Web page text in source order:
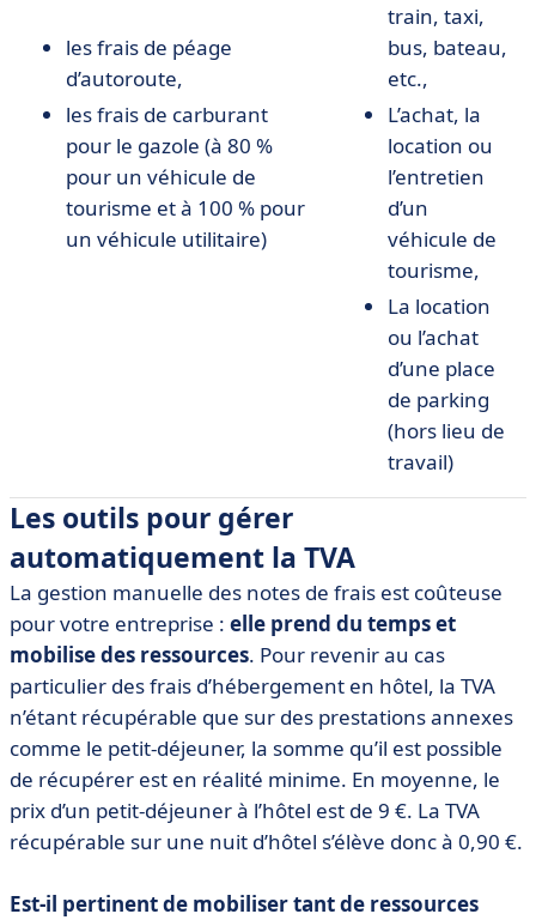
les frais de péage
d’autoroute,
les frais de carburant
pour le gazole (à 80 %
pour un véhicule de
tourisme et à 100 % pour
un véhicule utilitaire)
train, taxi,
bus, bateau,
etc.,
L’achat, la
location ou
l’entretien
d’un
véhicule de
tourisme,
La location
ou l’achat
d’une place
de parking
(hors lieu de
travail)
Les outils pour gérer
automatiquement la TVA
La gestion manuelle des notes de frais est coûteuse
pour votre entreprise : elle prend du temps et
mobilise des ressources. Pour revenir au cas
particulier des frais d’hébergement en hôtel, la TVA
n’étant récupérable que sur des prestations annexes
comme le petit-déjeuner, la somme qu’il est possible
de récupérer est en réalité minime. En moyenne, le
prix d’un petit-déjeuner à l’hôtel est de 9 €. La TVA
récupérable sur une nuit d’hôtel s’élève donc à 0,90 €.
Est-il pertinent de mobiliser tant de ressources